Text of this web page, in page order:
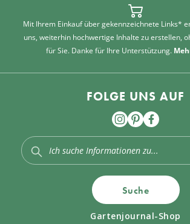
Mit Ihrem Einkauf über gekennzeichnete Links*
uns, weiterhin hochwertige Inhalte zu erstellen,
für Sie. Danke für Ihre Unterstützung.
FOLGE UNS AUF
Suche
Gartenjournal-Shop